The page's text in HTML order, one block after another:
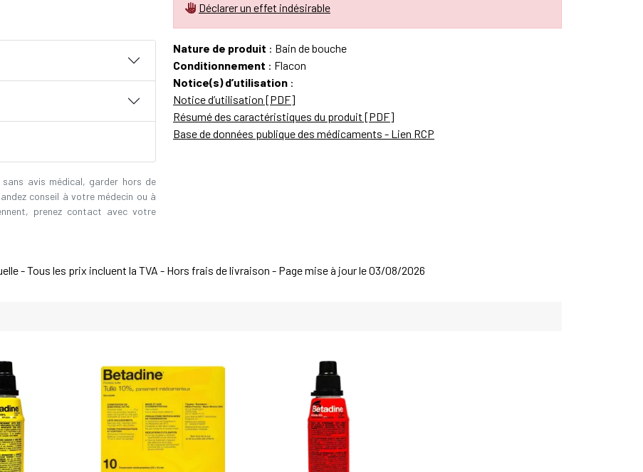
Déclarer un effet indésirable
avis médical, garder hors de
conseil à votre médecin ou à
prenez contact avec votre
Nature de produit : Bain de bouche
Conditionnement : Flacon
Notice(s) d’utilisation :
Notice d’utilisation [PDF]
Résumé des caractéristiques du produit [PDF]
Base de données publique des médicaments - Lien RCP
- Tous les prix incluent la TVA - Hors frais de livraison - Page mise à jour le 03/08/2026